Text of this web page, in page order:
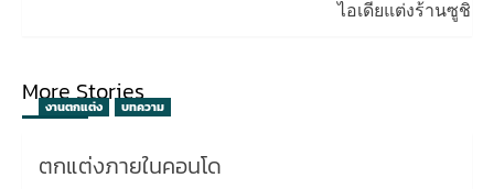
ไอเดียแต่งร้านซูชิ
More Stories
งานตกแต่ง บทความ
ตกแต่งภายในคอนโด